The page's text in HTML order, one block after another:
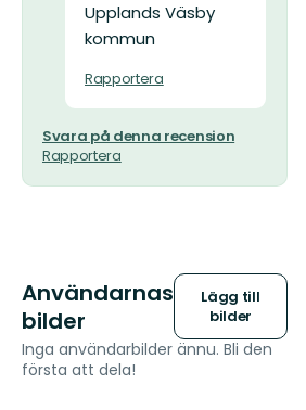
Upplands Väsby
kommun
Rapportera
Svara på denna recension
Rapportera
Användarnas
bilder
Lägg till
bilder
Inga användarbilder ännu. Bli den
första att dela!